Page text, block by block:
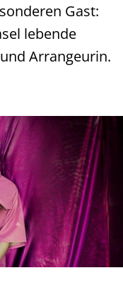
Gast:
lebende
Arrangeurin.